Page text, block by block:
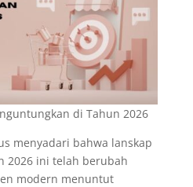
di Tahun 2026
menyadari bahwa lanskap
2026 ini telah berubah
modern menuntut